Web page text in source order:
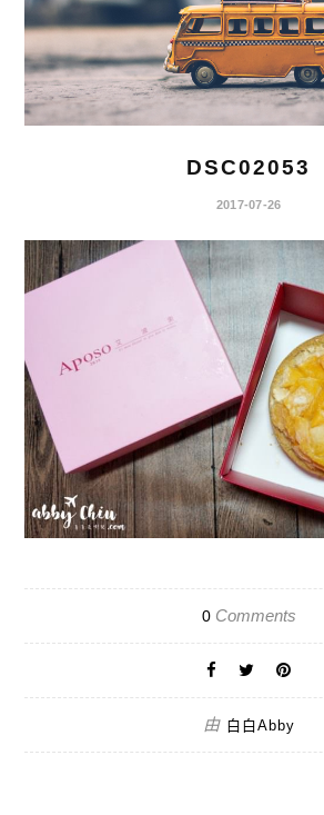
DSC02053
2017-07-26
0Comments
由 白白Abby